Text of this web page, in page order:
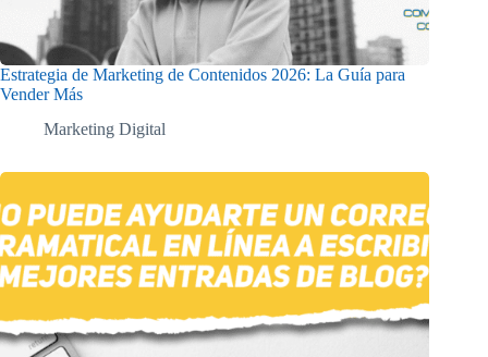
Estrategia de Marketing de Contenidos 2026: La Guía para
Vender Más
Marketing Digital